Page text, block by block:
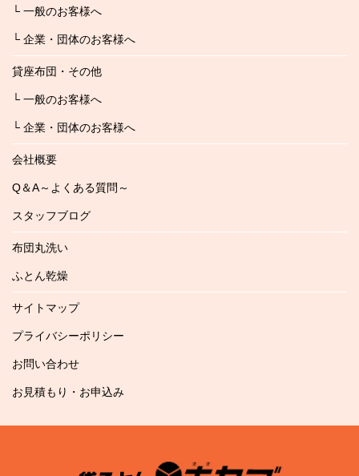
└ 一般のお客様へ
└ 企業・団体のお客様へ
貸座布団・その他
└ 一般のお客様へ
└ 企業・団体のお客様へ
会社概要
Q＆A～よくある質問～
スタッフブログ
布団丸洗い
ふとん乾燥
サイトマップ
プライバシーポリシー
お問い合わせ
お見積もり・お申込み